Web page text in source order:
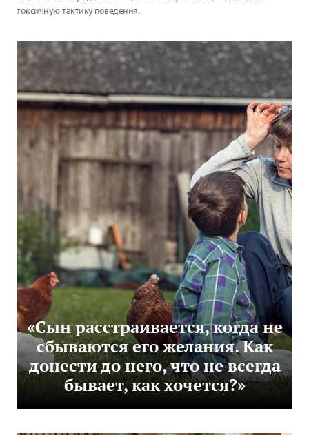
токсичную тактику поведения.
«Сын расстраивается, когда не
сбываются его желания. Как
донести до него, что не всегда
бывает, как хочется?»